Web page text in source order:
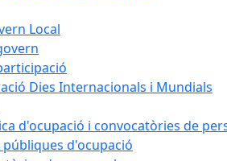
Local
Dies Internacionals i Mundials
d'ocupació i convocatòries de
d'ocupació